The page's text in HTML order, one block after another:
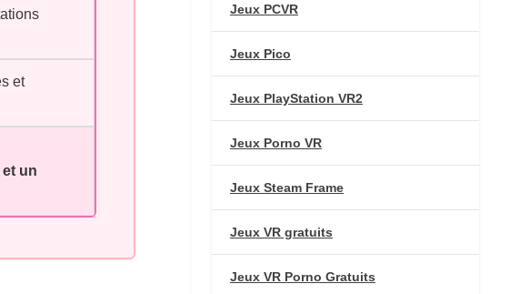
et
un
Jeux PCVR
Jeux Pico
Jeux PlayStation VR2
Jeux Porno VR
Jeux Steam Frame
Jeux VR gratuits
Jeux VR Porno Gratuits